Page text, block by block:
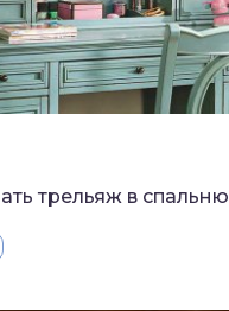
трельяж в спальню